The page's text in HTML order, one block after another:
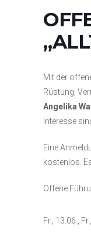
Mit der
Rüstung,
Angelika
Interesse
Eine
kostenlos.
Offene
Fr., 13.06.,